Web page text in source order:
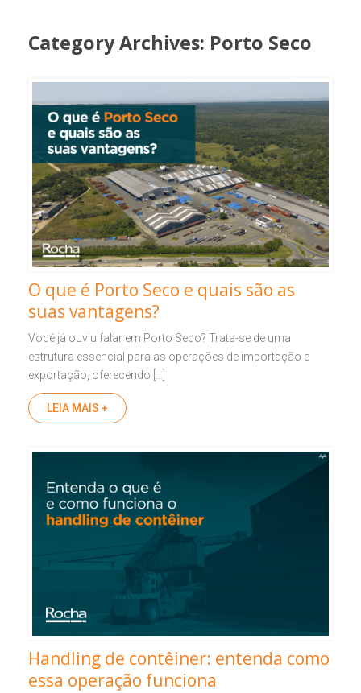
Category Archives: Porto Seco
O que é Porto Seco e quais são as
suas vantagens?
Você já ouviu falar em Porto Seco? Trata-se de uma
estrutura essencial para as operações de importação e
exportação, oferecendo […]
LEIA MAIS +
Handling de contêiner: entenda como
essa operação funciona